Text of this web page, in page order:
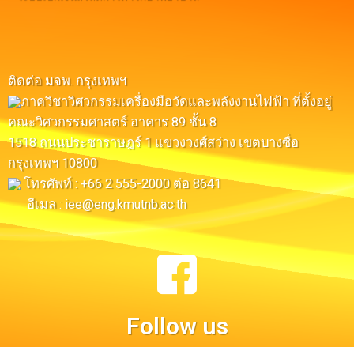
ติดต่อ มจพ. กรุงเทพฯ
ภาควิชาวิศวกรรมเครื่องมือวัดและพลังงานไฟฟ้า ที่ตั้งอยู่
คณะวิศวกรรมศาสตร์ อาคาร 89 ชั้น 8
1518 ถนนประชาราษฎร์ 1 แขวงวงศ์สว่าง เขตบางซื่อ
กรุงเทพฯ 10800
โทรศัพท์ : +66 2 555-2000 ต่อ 8641
อีเมล : iee@eng.kmutnb.ac.th
Follow us​